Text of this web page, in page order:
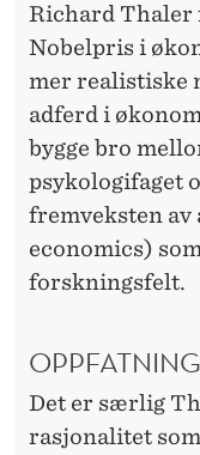
Richard
Nobelpris i
mer realistiske
adferd i
bygge bro
psykologifaget
fremveksten
economics)
forskningsfelt.
Det er særlig
rasjonalitet